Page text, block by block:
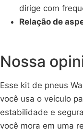
dirige com
Relação de
Nossa
Esse kit de pneus
você usa o veículo
estabilidade e
você mora em uma